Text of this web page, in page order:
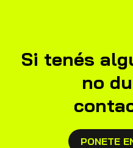
Si tenés
no
PONETE